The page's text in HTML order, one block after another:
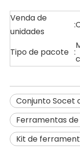
Venda de
unidades
:
Tipo de pacote :
Conjunto Socet
Ferramentas
Kit de